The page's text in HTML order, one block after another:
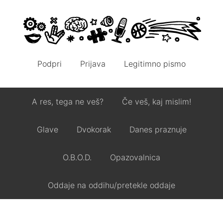
Podpri Prijava Legitimno pismo
A res, tega ne veš? Če veš, kaj mislim!
Glave Dvokorak Danes praznuje
O.B.O.D. Opazovalnica
Oddaje na oddihu/pretekle oddaje